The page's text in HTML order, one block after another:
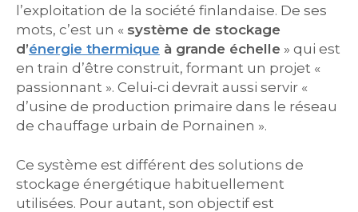
l’exploitation de la société finlandaise. De ses
mots, c’est un « système de stockage
d’énergie thermique à grande échelle » qui est
en train d’être construit, formant un projet «
passionnant ». Celui-ci devrait aussi servir «
d’usine de production primaire dans le réseau
de chauffage urbain de Pornainen ».
Ce système est différent des solutions de
stockage énergétique habituellement
utilisées. Pour autant, son objectif est